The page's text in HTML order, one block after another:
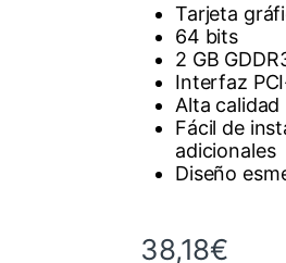
Tarjeta
64 bits
2 GB
Interfaz
Alta calidad
Fácil de
adicionales
Diseño
38,18€